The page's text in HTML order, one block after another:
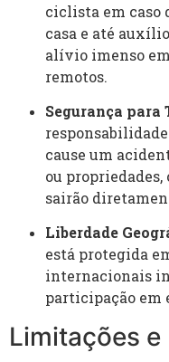
ciclista em caso
casa e até
alívio imenso
remotos.
Segurança para
cause um
ou propriedades,
sairão
Liberdade
está protegida
internacionais
participação em
Limitações